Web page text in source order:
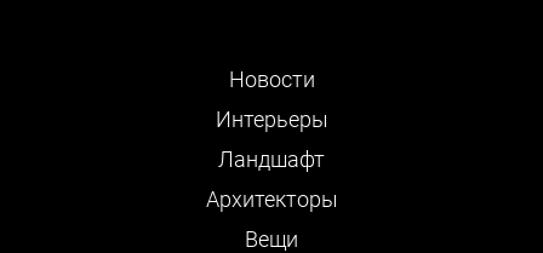
Новости
Интерьеры
Ландшафт
Архитекторы
Вещи